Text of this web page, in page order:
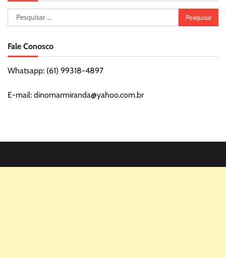
Pesquisar
por:
Fale Conosco
Whatsapp: (61) 99318-4897
E-mail: dinomarmiranda@yahoo.com.br